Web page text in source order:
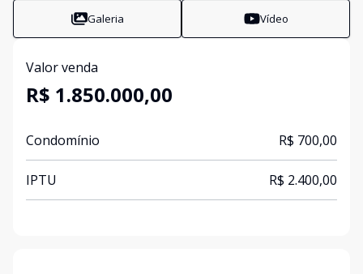
Galeria Vídeo
Valor venda
R$ 1.850.000,00
Condomínio R$ 700,00
IPTU R$ 2.400,00